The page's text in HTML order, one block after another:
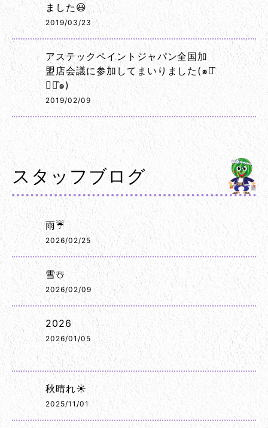
ました😃
2019/03/23
アステックペイントジャパン全国加
盟店会議に参加してまいりました(๑･̑
◡･̑๑)
2019/02/09
スタッフブログ
雨☔
2026/02/25
雪☃️
2026/02/09
2026
2026/01/05
秋晴れ☀️
2025/11/01